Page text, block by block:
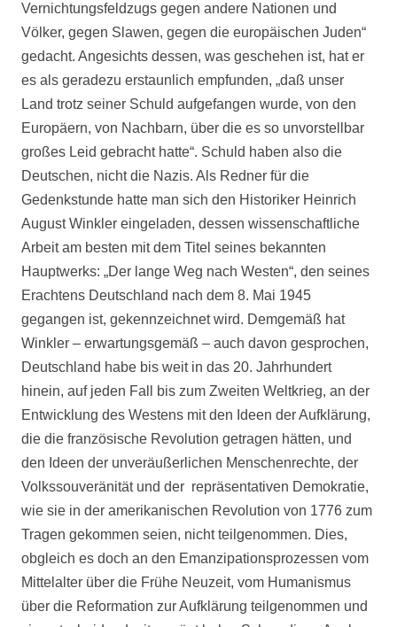
Vernichtungsfeldzugs gegen andere Nationen und
Völker, gegen Slawen, gegen die europäischen Juden“
gedacht. Angesichts dessen, was geschehen ist, hat er
es als geradezu erstaunlich empfunden, „daß unser
Land trotz seiner Schuld aufgefangen wurde, von den
Europäern, von Nachbarn, über die es so unvorstellbar
großes Leid gebracht hatte“. Schuld haben also die
Deutschen, nicht die Nazis. Als Redner für die
Gedenkstunde hatte man sich den Historiker Heinrich
August Winkler eingeladen, dessen wissenschaftliche
Arbeit am besten mit dem Titel seines bekannten
Hauptwerks: „Der lange Weg nach Westen“, den seines
Erachtens Deutschland nach dem 8. Mai 1945
gegangen ist, gekennzeichnet wird. Demgemäß hat
Winkler – erwartungsgemäß – auch davon gesprochen,
Deutschland habe bis weit in das 20. Jahrhundert
hinein, auf jeden Fall bis zum Zweiten Weltkrieg, an der
Entwicklung des Westens mit den Ideen der Aufklärung,
die die französische Revolution getragen hätten, und
den Ideen der unveräußerlichen Menschenrechte, der
Volkssouveränität und der repräsentativen Demokratie,
wie sie in der amerikanischen Revolution von 1776 zum
Tragen gekommen seien, nicht teilgenommen. Dies,
obgleich es doch an den Emanzipationsprozessen vom
Mittelalter über die Frühe Neuzeit, vom Humanismus
über die Reformation zur Aufklärung teilgenommen und